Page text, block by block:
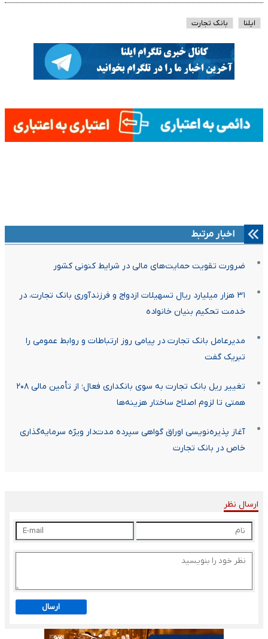
ایلنا بانک تجارت
اخبار مرتبط
ضرورت تقویت حمایت‌های مالی در شرایط کنونی کشور
۳۱ هزار میلیارد ریال تسهیلات ازدواج و فرزندآوری بانک تجارت، در
خدمت تحکیم بنیان خانواده
مدیرعامل بانک تجارت در پیامی روز ارتباطات و روابط عمومی را
تبریک گفت
تغییر ریل بانک تجارت به سوی بانکداری فعال؛ از تأمین مالی ۲۰۸
همتی تا لزوم اصلاح ساختار هزینه‌ها
آغاز پذیره‌نویسی اوراق گواهی سپرده مدت‌دار ویژه سرمایه‌گذاری
خاص در بانک تجارت
ارسال نظر
ارسال